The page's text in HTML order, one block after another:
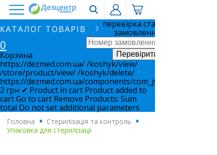
КАТАЛОГ ТОВАРІВ
перевірка статусу
замовлення
0
Корзина
https://dezmed.com.ua//koshyk/view/
/store/product/view//koshyk/delete/
https://dezmed.com.ua/components/com_jshopping/files/
2 грн ✔ Product in cart Product added to
cartGo to cart Remove Products: Sum
total Do not set additional parameters
Головна . Стерилізація та контроль
.
Упаковка для стерилізації